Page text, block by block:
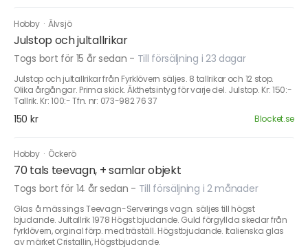
Hobby ·Älvsjö
Julstop och jultallrikar
Togs bort för 15 år sedan - Till försäljning i 23 dagar
Julstop och jultallrikar från Fyrklövern säljes. 8 tallrikar och 12 stop.
Olika årgångar. Prima skick. Äkthetsintyg för varje del. Julstop. Kr: 150:-
Tallrik. Kr: 100:- Tfn. nr: 073-982 76 37
150 kr Blocket.se
Hobby · Öckerö
70 tals teevagn, + samlar objekt
Togs bort för 14 år sedan - Till försäljning i 2 månader
Glas å mässings Teevagn-Serverings vagn. säljes till högst
bjudande. Jultallrik 1978 Högst bjudande. Guld förgyllda skedar från
fyrklövern, orginal förp. med träställ. Högstbjudande. Italienska glas
av märket Cristallin, Högstbjudande.